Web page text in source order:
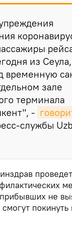
из
временную
зале
терминала
-
службы
не
покинуть